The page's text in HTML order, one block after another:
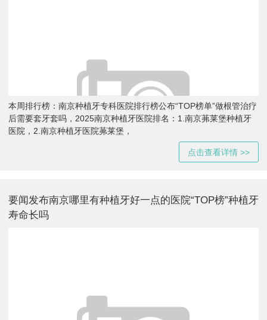
本周排行榜：南京种植牙专科医院排行榜公布“TOP榜单”做根管治疗
后需要套牙套吗，2025南京种植牙医院排名：1.南京茀莱堡种植牙
医院，2.南京种植牙医院茀莱堡，
点击查看详情 >>
要闻发布南京哪里有种植牙好一点的医院“TOP榜”种植牙
寿命长吗